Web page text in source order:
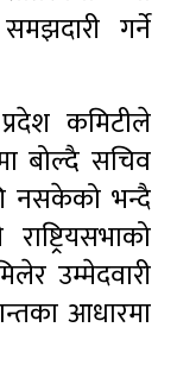
गर्ने
कमिटीले
बोल्दै सचिव
नसकेको भन्दै
उम्मेदवारी
आधारमा